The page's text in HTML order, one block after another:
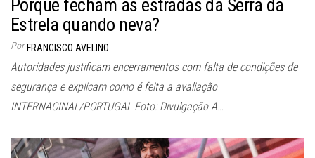
Porque fecham as estradas da Serra da
Estrela quando neva?
Por FRANCISCO AVELINO
Autoridades justificam encerramentos com falta de condições de
segurança e explicam como é feita a avaliação
INTERNACINAL/PORTUGAL Foto: Divulgação A…